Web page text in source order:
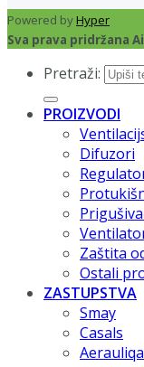
Powered byHyper
Sva prava pridržana
Pretraži:
PROIZVODI
Difuzori
Zaštita
Ostali
ZASTUPSTVA
Smay
Casals
Aerauliqa